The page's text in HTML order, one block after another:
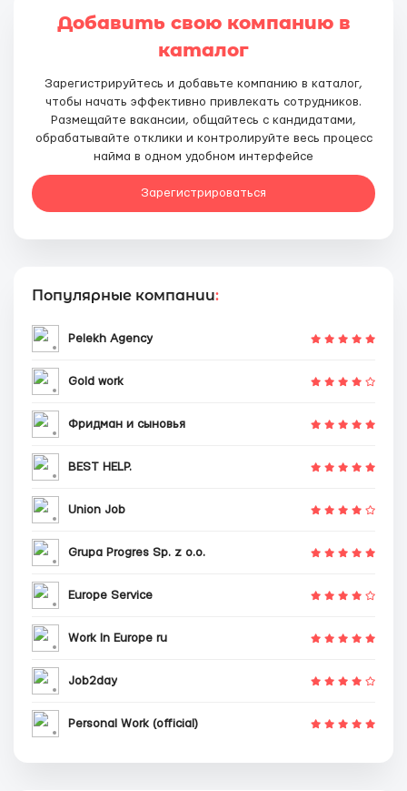
Добавить свою компанию в
каталог
Зарегистрируйтесь и добавьте компанию в каталог,
чтобы начать эффективно привлекать сотрудников.
Размещайте вакансии, общайтесь с кандидатами,
обрабатывайте отклики и контролируйте весь процесс
найма в одном удобном интерфейсе
Зарегистрироваться
Популярные компании:
Pelekh Agency
Gold work
Фридман и сыновья
BEST HELP.
Union Job
Grupa Progres Sp. z o.o.
Europe Service
Work In Europe ru
Job2day
Personal Work (official)